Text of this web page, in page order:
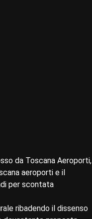
da Toscana Aeroporti,
aeroporti e il
per scontata
ribadendo il dissenso